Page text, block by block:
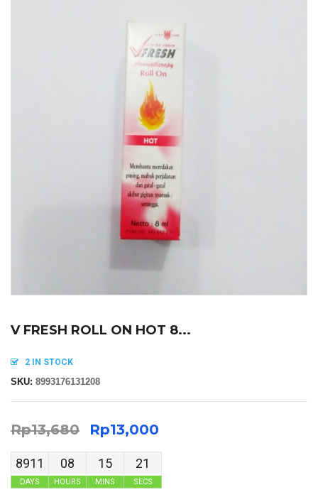
V FRESH ROLL ON HOT 8...
2 IN STOCK
SKU: 8993176131208
Rp13,680 Rp13,000
8911
DAYS
08
HOURS
15
MINS
20
SECS